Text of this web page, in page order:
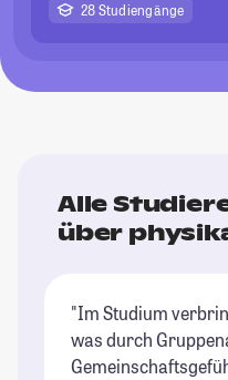
28 Studiengänge
Alle
über
"Im Studium
was durch